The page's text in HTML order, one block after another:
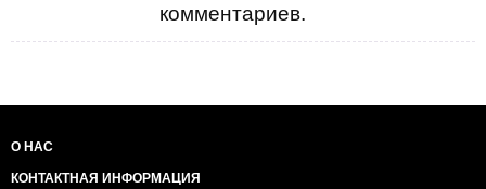
комментариев.
О НАС
КОНТАКТНАЯ ИНФОРМАЦИЯ